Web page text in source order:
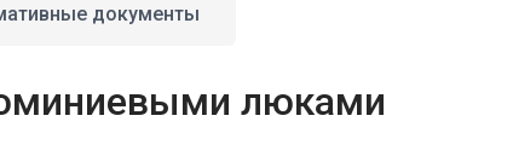
документы
люками